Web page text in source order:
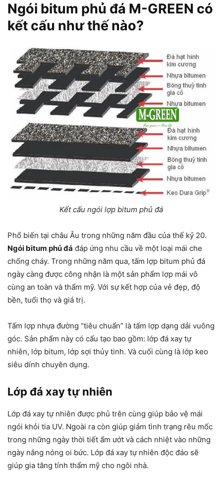
Ngói bitum phủ đá M-GREEN có
kết cấu như thế nào?
Kết cấu ngói lợp bitum phủ đá
Phổ biến tại châu Âu trong những năm đầu của thế kỷ 20.
Ngói bitum phủ đá đáp ứng nhu cầu về một loại mái che
chống cháy. Trong những năm qua, tấm lợp bitum phủ đá
ngày càng được công nhận là một sản phẩm lợp mái vô
cùng an toàn và thẩm mỹ. Với sự kết hợp của vẻ đẹp, độ
bền, tuổi thọ và giá trị.
Tấm lợp nhựa đường “tiêu chuẩn” là tấm lợp dạng dải vuông
góc. Sản phẩm này có cấu tạo bao gồm: lớp đá xay tự
nhiên, lớp bitum, lớp sợi thủy tinh. Và cuối cùng là lớp keo
siêu dính chuyên dụng.
Lớp đá xay tự nhiên
Lớp đá xay tự nhiên được phủ trên cùng giúp bảo vệ mái
ngói khỏi tia UV. Ngoài ra còn giúp giảm tình trạng rêu mốc
trong những ngày thời tiết ẩm ướt và cách nhiệt vào những
ngày nắng nóng oi bức. Lớp đá xay tự nhiên độc đáo sẽ
giúp gia tăng tính thẩm mỹ cho ngôi nhà.